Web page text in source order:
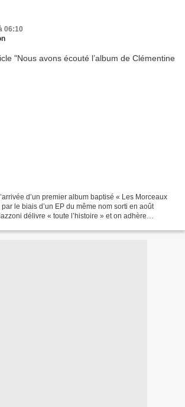
06:10
d’un premier album baptisé « Les Morceaux
par le biais d’un EP du même nom sorti en août
délivre « toute l’histoire » et on adhère